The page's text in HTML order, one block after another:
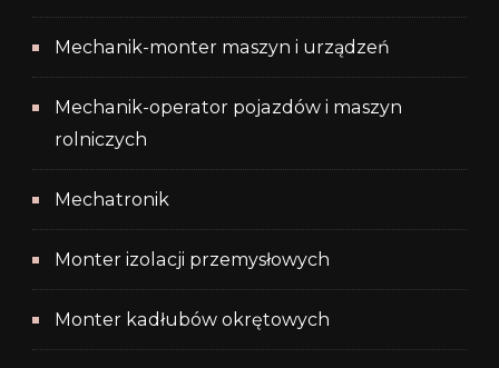
Mechanik-monter maszyn i urządzeń
Mechanik-operator pojazdów i maszyn
rolniczych
Mechatronik
Monter izolacji przemysłowych
Monter kadłubów okrętowych